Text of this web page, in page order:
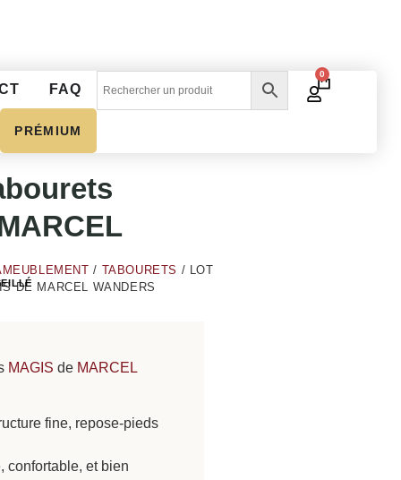
FAQ
PRÉMIUM
0
/ TABOURETS / LOT
DE MARCEL WANDERS
MAGIS de MARCEL
fine, repose-pieds
confortable, et bien